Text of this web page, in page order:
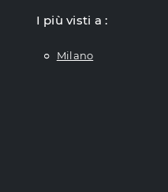
I più visti a :
Milano